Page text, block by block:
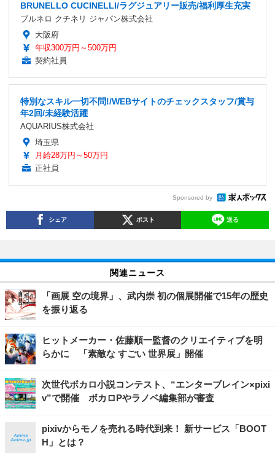
BRUNELLO CUCINELLI/ラグジュアリー販売/福利厚生充実
ブルネロ クチネリ ジャパン株式会社
大阪府
年収300万円～500万円
契約社員
特別なスキル一切不問!/WEBサイトのチェックスタッフ/賞与
年2回/未経験活躍
AQUARIUS株式会社
埼玉県
月給28万円～50万円
正社員
Sponsored by
シェア ポスト 送る
関連ニュース
「画展 空の境界」、武内崇 初の個展開催で15年の歴史
を振り返る
ヒットメーカー・佐藤順一監督のクリエイティブを明
らかに 「素敵な すごい 世界展」開催
次世代ボカロ小説コンテスト、“エンターブレイン×pixi
v”で開催 ボカロPやラノベ編集部が審査
pixivからモノを売れる時代到来！ 新サービス「BOOT
H」とは？